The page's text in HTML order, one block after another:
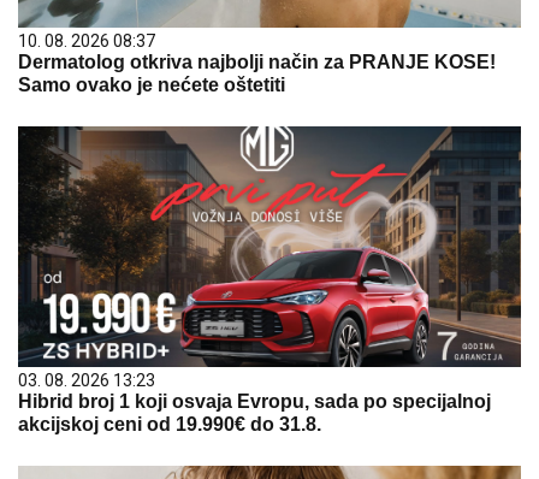
10. 08. 2026 08:37
Dermatolog otkriva najbolji način za PRANJE KOSE!
Samo ovako je nećete oštetiti
03. 08. 2026 13:23
Hibrid broj 1 koji osvaja Evropu, sada po specijalnoj
akcijskoj ceni od 19.990€ do 31.8.